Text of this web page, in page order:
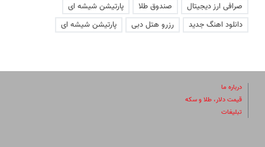
صرافی ارز دیجیتال
صندوق طلا
پارتیشن شیشه ای
دانلود اهنگ جدید
رزرو هتل دبی پارتیشن شیشه ای
درباره ما
قیمت دلار، طلا و سکه
تبلیغات